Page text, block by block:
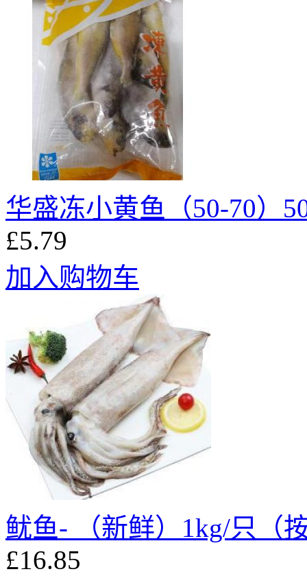
华盛冻小黄鱼（50-70）
£5.79
加入购物车
鱿鱼- （新鲜）1kg/只（
£16.85